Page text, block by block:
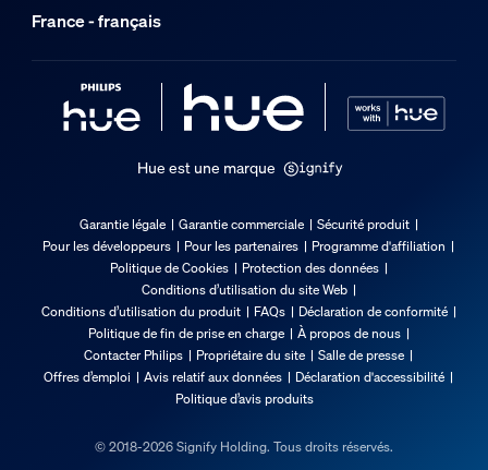
France - français
Hue est une marque
Garantie légale Garantie commerciale
Sécurité produit
Pour les développeurs
Pour les partenaires
Programme d'affiliation
Politique de Cookies
Protection des données
Conditions d’utilisation du site Web
Conditions d’utilisation du produit
FAQs
Déclaration de conformité
Politique de fin de prise en charge
À propos de nous
Contacter Philips
Propriétaire du site
Salle de presse
Offres d’emploi
Avis relatif aux données
Déclaration d'accessibilité
Politique d’avis produits
© 2018-2026 Signify Holding. Tous droits réservés.